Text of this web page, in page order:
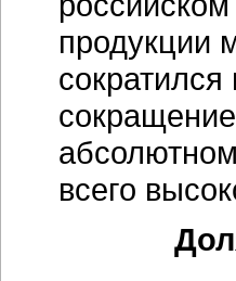
продукции
сократился
всего